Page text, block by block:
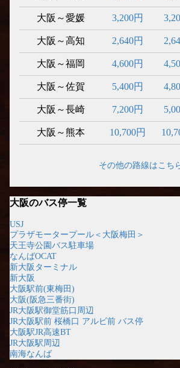
大阪～愛媛 3,200円
大阪～高知 2,640円
大阪～福岡 4,600円
大阪～佐賀 5,400円
大阪～長崎 7,200円
大阪～熊本 10,700円
その他の路線はこち
大阪のバス停一覧
USJ
プラザモータープール＜大阪梅田＞
天王寺公園バス駐車場
なんばOCAT
新大阪ターミナル
新大阪
大阪駅前(東梅田)
大阪(阪急三番街)
JR大阪駅御堂筋口周辺
JR大阪駅前 桜橋口 アルビ前 バス停
大阪駅JR高速BT
JR大阪駅周辺
南海なんば